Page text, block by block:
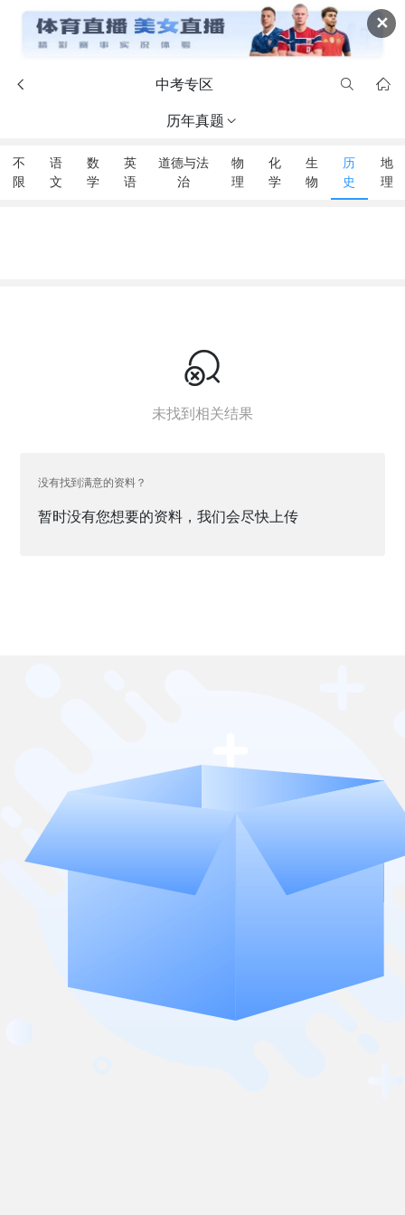
✕
 中考专区  
历年真题 
不
限
语
文
数
学
英
语
道德与法
治
物
理
化
学
生
物
历
史
地
理

未找到相关结果
没有找到满意的资料？
暂时没有您想要的资料，我们会尽快上传